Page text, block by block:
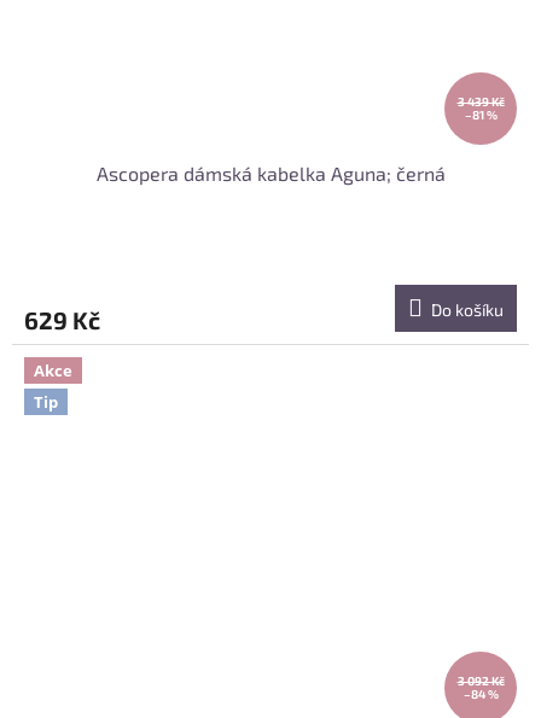
3 439 Kč
–81 %
Ascopera dámská kabelka Aguna; černá
629 Kč Do košíku
Akce
Tip
3 092 Kč
–84 %